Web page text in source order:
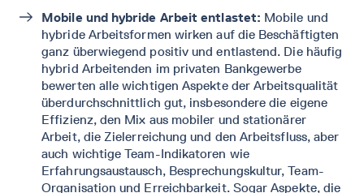
Mobile und hybride Arbeit entlastet: Mobile und
hybride Arbeitsformen wirken auf die Beschäftigten
ganz überwiegend positiv und entlastend. Die häufig
hybrid Arbeitenden im privaten Bankgewerbe
bewerten alle wichtigen Aspekte der Arbeitsqualität
überdurchschnittlich gut, insbesondere die eigene
Effizienz, den Mix aus mobiler und stationärer
Arbeit, die Zielerreichung und den Arbeitsfluss, aber
auch wichtige Team-Indikatoren wie
Erfahrungsaustausch, Besprechungskultur, Team-
Organisation und Erreichbarkeit. Sogar Aspekte, die